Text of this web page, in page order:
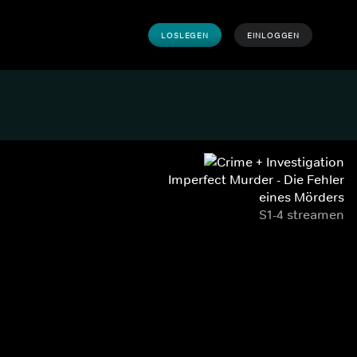
LOSLEGEN EINLOGGEN
Imperfect Murder - Die Fehler
eines Mörders
S1-4 streamen